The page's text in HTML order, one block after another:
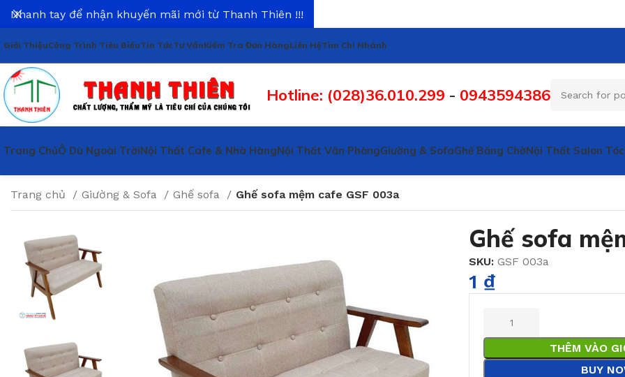
Giới ThiệuCông Trình Tiêu BiểuTin TứcTư VấnKiểm Tra Đơn HàngLiên HệTìm Chi Nhánh
Hotline: (028)36.010.299 - 0943594386
Trang ChủÔ Dù Ngoài TrờiNội Thất Cafe & Nhà HàngNội Thất Văn PhòngGiường & SofaGhế Băng ChờNội Thất Salon Tóc
Trang chủ Giường & Sofa Ghế sofa Ghế sofa mệm cafe GSF 003a
Ghế sofa
SKU: GSF 003a
1 ₫
THÊM VÀO
BUY
Nhanh tay để nhận khuyến mãi mới từ Thanh Thiên !!!